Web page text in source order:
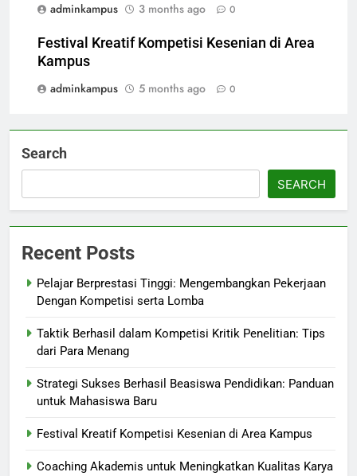
adminkampus
3 months ago 0
Festival Kreatif Kompetisi Kesenian di Area
Kampus
adminkampus
5 months ago 0
Search
SEARCH
Recent Posts
Pelajar Berprestasi Tinggi: Mengembangkan Pekerjaan
Dengan Kompetisi serta Lomba
Taktik Berhasil dalam Kompetisi Kritik Penelitian: Tips
dari Para Menang
Strategi Sukses Berhasil Beasiswa Pendidikan: Panduan
untuk Mahasiswa Baru
Festival Kreatif Kompetisi Kesenian di Area Kampus
Coaching Akademis untuk Meningkatkan Kualitas Karya